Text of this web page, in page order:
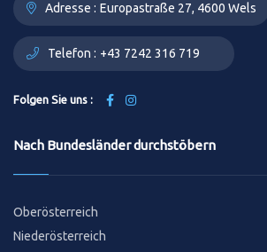
Adresse : Europastraße 27, 4600 Wels
Telefon : +43 7242 316 719
Folgen Sie uns :
Nach Bundesländer durchstöbern
Oberösterreich
Niederösterreich